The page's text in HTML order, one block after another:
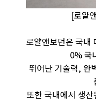
[로얄
로얄앤보던은 국내
0% 국
뛰어난 기술력, 완
또한 국내에서 생